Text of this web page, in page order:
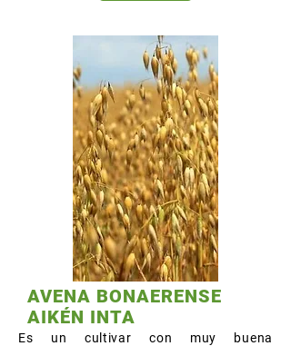
AVENA BONAERENSE
AIKÉN INTA
Es un cultivar con muy buena